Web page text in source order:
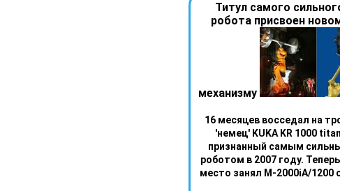
Титул самого
робота присвоен
механизму
16 месяцев восседал на
'немец' KUKA KR 1000
признанный самым
роботом в 2007 году.
место занял M-2000iA/1200